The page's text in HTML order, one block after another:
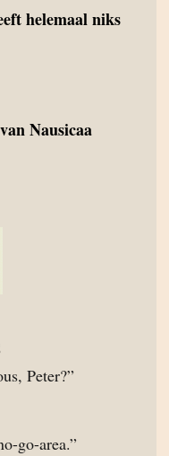
helemaal niks
Nausicaa
Peter?”
go-area.”